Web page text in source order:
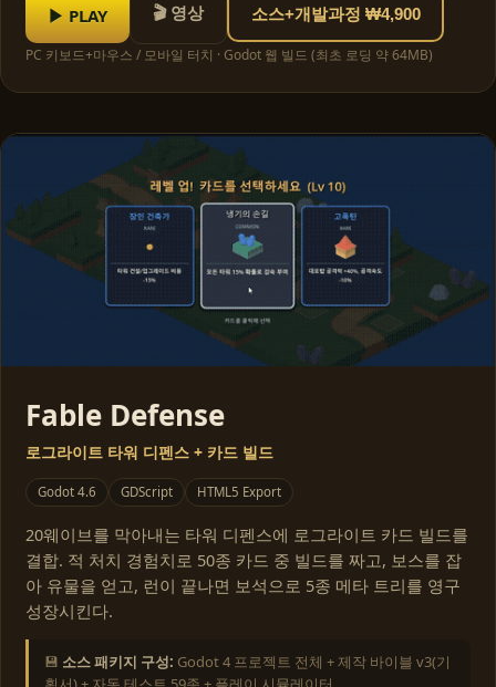
▶ PLAY 🎬 영상 소스+개발과정 ₩4,900
PC 키보드+마우스 / 모바일 터치 · Godot 웹 빌드 (최초 로딩 약 64MB)
Fable Defense
로그라이트 타워 디펜스 + 카드 빌드
Godot 4.6 GDScript HTML5 Export
20웨이브를 막아내는 타워 디펜스에 로그라이트 카드 빌드를
결합. 적 처치 경험치로 50종 카드 중 빌드를 짜고, 보스를 잡
아 유물을 얻고, 런이 끝나면 보석으로 5종 메타 트리를 영구
성장시킨다.
💾 소스 패키지 구성: Godot 4 프로젝트 전체 + 제작 바이블 v3(기